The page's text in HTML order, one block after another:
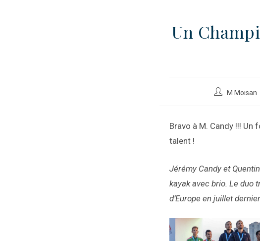
Un
M Moisan
Bravo à M. Candy !!!
talent !
Jérémy Candy et
kayak avec brio. Le duo
d’Europe en juillet